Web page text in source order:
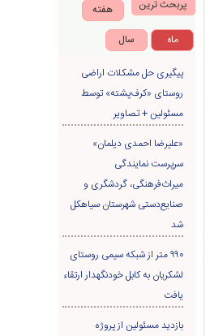
پربحث ترین
هفته
ماه
سال
پیگیری حل مشکلات اراضی
روستای «کرف‌پشته» توسط
مسئولین + تصاویر
«علیرضا احمدی دیلمان»
سرپرست نمایندگی
میراث‌فرهنگی، گردشگری و
صنایع‌دستی شهرستان سیاهکل
شد
۹۹۰ متر از شبکه سیمی روستای
لشکریان به کابل خودنگهدار ارتقاء
یافت
بازدید مسئولین از پروژه